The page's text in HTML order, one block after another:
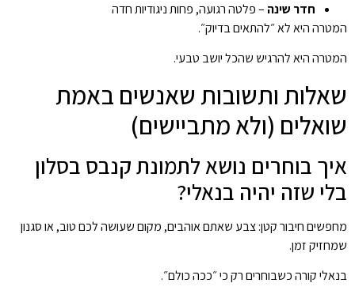
חדר שינה – פלטה רגועה, פחות ניגודיות חדה
המטרה היא לא ״להתאים בדיוק״.
המטרה היא להרגיש שהכל יושב טבעי.
שאלות ותשובות שאנשים באמת
שואלים (ולא מתביישים)
איך בוחרים נושא לתמונת קנבס בסלון
בלי שזה יהיה בנאלי?
מחפשים חיבור קטן: צבע שאתם אוהבים, מקום שעושה לכם טוב, או סגנון
שמחזיק זמן.
בנאלי קורה כשבוחרים רק כי ״ככה כולם״.